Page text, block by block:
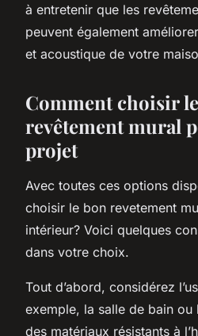
à entretenir que les
peuvent également
et acoustique de votre
Comment choisir
revêtement mural
projet
Avec toutes ces options
choisir le bon revetement
intérieur? Voici quelques
dans votre choix.
Tout d’abord, considérez
exemple, la salle de bain ou
des matériaux résistants à